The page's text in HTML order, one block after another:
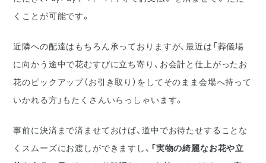
くことが可能です。
近隣への配達はもちろん承っておりますが、最近は「葬儀場
に向かう途中で花むすびに立ち寄り、お会計と仕上がったお
花のピックアップ（お引き取り）をしてそのまま会場へ持って
いかれる方」もたくさんいらっしゃいます。
事前に決済まで済ませておけば、道中でお待たせすることな
くスムーズにお渡しができますし、 「実物の綺麗なお花や立